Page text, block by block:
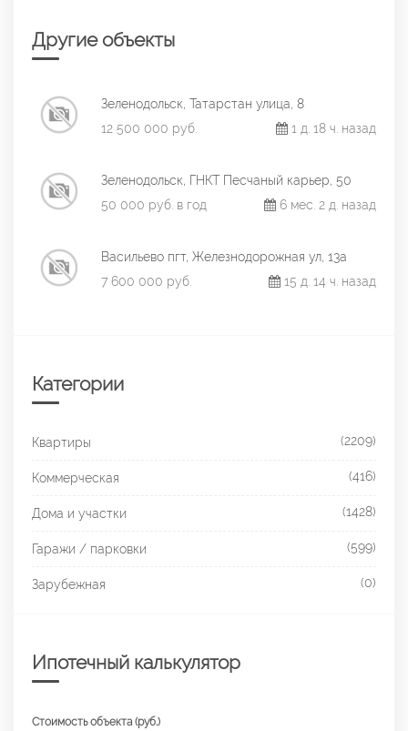
Другие объекты
Зеленодольск, Татарстан улица, 8
12 500 000 руб.
1 д. 18 ч. назад
Зеленодольск, ГНКТ Песчаный карьер, 50
50 000 руб. в год
6 мес. 2 д. назад
Васильево пгт, Железнодорожная ул, 13а
7 600 000 руб.
15 д. 14 ч. назад
Категории
Квартиры (2209)
Коммерческая (416)
Дома и участки (1428)
Гаражи / парковки (599)
Зарубежная (0)
Ипотечный калькулятор
Стоимость объекта (руб.)